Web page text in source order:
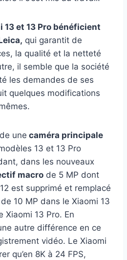
13 et 13 Pro bénéficient
qui garantit de
la qualité et la netteté
il semble que la société
les demandes de ses
quelques modifications
une caméra principale
13 et 13 Pro
dans les nouveaux
macro de 5 MP dont
est supprimé et remplacé
de 10 MP dans le Xiaomi 13
Xiaomi 13 Pro. En
autre différence en ce
vidéo. Le Xiaomi
qu’en 8K à 24 FPS,